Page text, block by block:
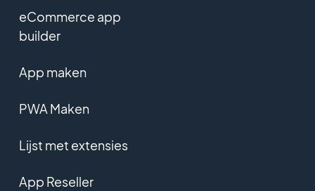
eCommerce app
builder
App maken
PWA Maken
Lijst met extensies
App Reseller